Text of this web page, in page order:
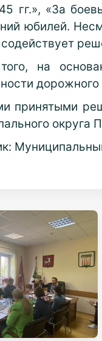
гг.», «За
юбилей.
на
принятыми
округа